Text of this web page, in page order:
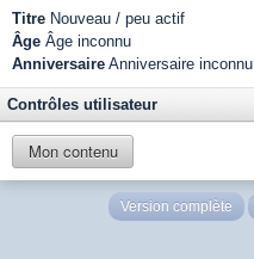
Titre Nouveau / peu actif
Âge Âge inconnu
Anniversaire Anniversaire inconnu
Contrôles utilisateur
Mon contenu
Version complète